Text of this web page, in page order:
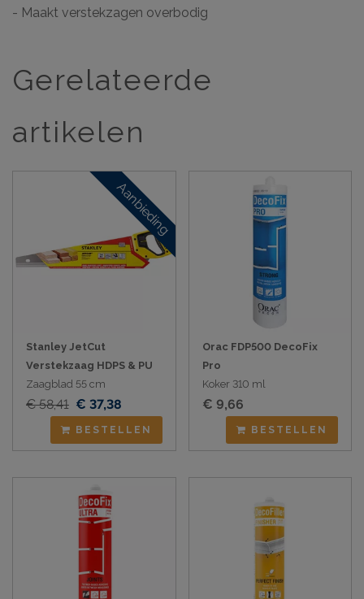
- Maakt verstekzagen overbodig
Gerelateerde
artikelen
Aanbieding
Stanley JetCut
Verstekzaag HDPS & PU
Zaagblad 55 cm
€ 58,41 € 37,38
BESTELLEN
Orac FDP500 DecoFix
Pro
Koker 310 ml
€ 9,66
BESTELLEN